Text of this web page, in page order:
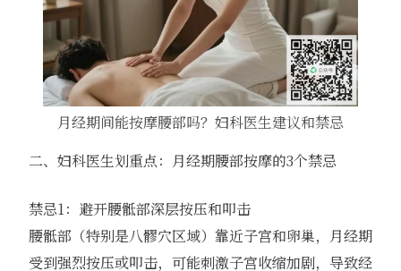
月经期间能按摩腰部吗？妇科医生建议和禁忌
二、妇科医生划重点：月经期腰部按摩的3个禁忌
禁忌1：避开腰骶部深层按压和叩击
腰骶部（特别是八髎穴区域）靠近子宫和卵巢，月经期
受到强烈按压或叩击，可能刺激子宫收缩加剧，导致经